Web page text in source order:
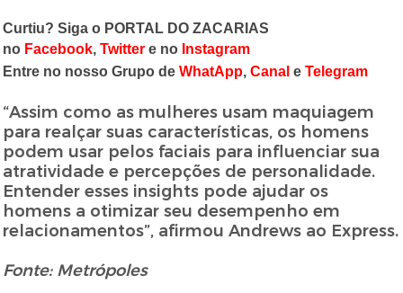
Curtiu? Siga o PORTAL DO ZACARIAS
no Facebook,Twitter e no Instagram
Entre no nosso Grupo deWhatApp,Canal eTelegram
“Assim como as mulheres usam maquiagem
para realçar suas características, os homens
podem usar pelos faciais para influenciar sua
atratividade e percepções de personalidade.
Entender esses insights pode ajudar os
homens a otimizar seu desempenho em
relacionamentos”, afirmou Andrews ao Express.
Fonte: Metrópoles